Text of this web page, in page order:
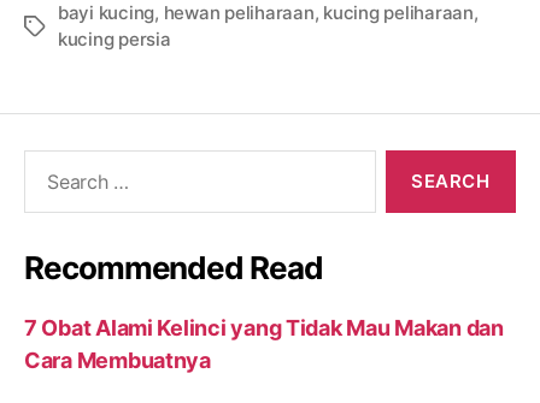
Tags
bayi kucing, hewan peliharaan, kucing peliharaan,
kucing persia
Recommended Read
7 Obat Alami Kelinci yang Tidak Mau Makan dan
Cara Membuatnya